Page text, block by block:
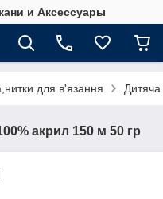
и Аксессуары
для в'язання
акрил 150 м 50 гр